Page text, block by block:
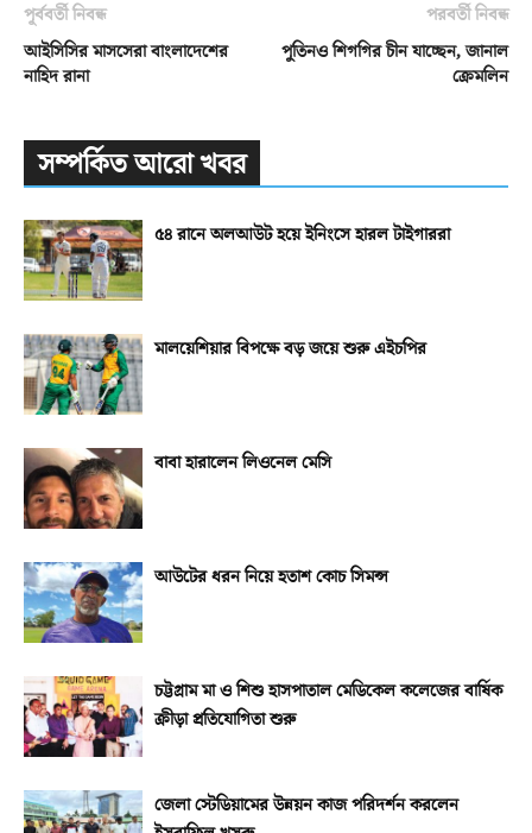
পূর্ববর্তী নিবন্ধ
আইসিসির মাসসেরা বাংলাদেশের
নাহিদ রানা
পরবর্তী নিবন্ধ
পুতিনও শিগগির চীন যাচ্ছেন, জানাল
ক্রেমলিন
সম্পর্কিত আরো খবর
৫৪ রানে অলআউট হয়ে ইনিংসে হারল টাইগাররা
মালয়েশিয়ার বিপক্ষে বড় জয়ে শুরু এইচপির
বাবা হারালেন লিওনেল মেসি
আউটের ধরন নিয়ে হতাশ কোচ সিমন্স
চট্টগ্রাম মা ও শিশু হাসপাতাল মেডিকেল কলেজের বার্ষিক
ক্রীড়া প্রতিযোগিতা শুরু
জেলা স্টেডিয়ামের উন্নয়ন কাজ পরিদর্শন করলেন